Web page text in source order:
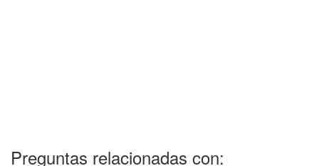
Preguntas relacionadas con: